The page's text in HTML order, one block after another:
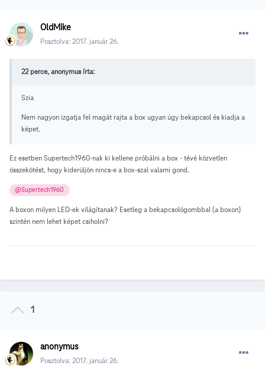
OldMike
Posztolva: 2017. január 26.
22 perce, anonymus írta:
Szia
Nem nagyon izgatja fel magát rajta a box ugyan úgy bekapcsol és kiadja a
képet.
Ez esetben Supertech1960-nak ki kellene próbálni a box - tévé közvetlen
összekötést, hogy kiderüljön nincs-e a box-szal valami gond.
@Supertech1960
A boxon milyen LED-ek világítanak? Esetleg a bekapcsológombbal (a boxon)
szintén nem lehet képet csiholni?
1
anonymus
Posztolva: 2017. január 26.